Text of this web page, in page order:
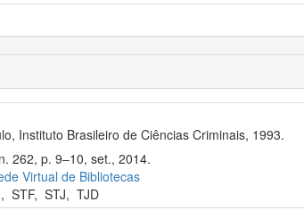
Instituto Brasileiro de Ciências Criminais, 1993.
262, p. 9–10, set., 2014.
Virtual de Bibliotecas
, STF, STJ, TJD